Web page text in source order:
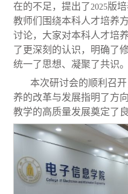
在的不足，提出了2025版
教师们围绕本科人才培养
讨论，大家对本科人才培
了更深刻的认识，明确了
统一了思想、凝聚了共识。
本次研讨会的顺利召
养的改革与发展指明了方
教学的高质量发展奠定了良